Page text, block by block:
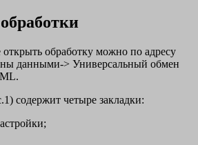
обработку можно по адресу
данными-> Универсальный обмен
содержит четыре закладки: